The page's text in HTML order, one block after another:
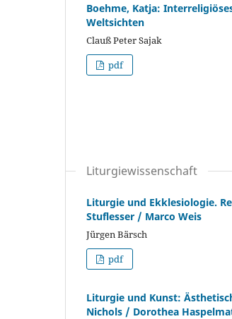
Boehme, Katja:
Weltsichten
Clauß Peter Sajak
pdf
Liturgiewissenschaft
Liturgie und Ekklesiologie.
Stuflesser / Marco Weis
Jürgen Bärsch
pdf
Liturgie und Kunst:
Nichols / Dorothea